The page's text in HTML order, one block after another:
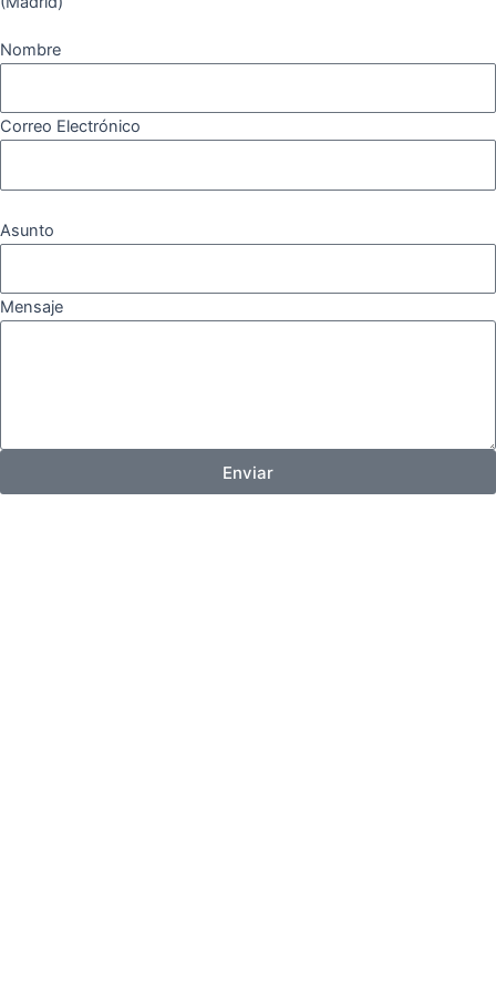
Nombre
Correo Electrónico
Asunto
Mensaje
Enviar